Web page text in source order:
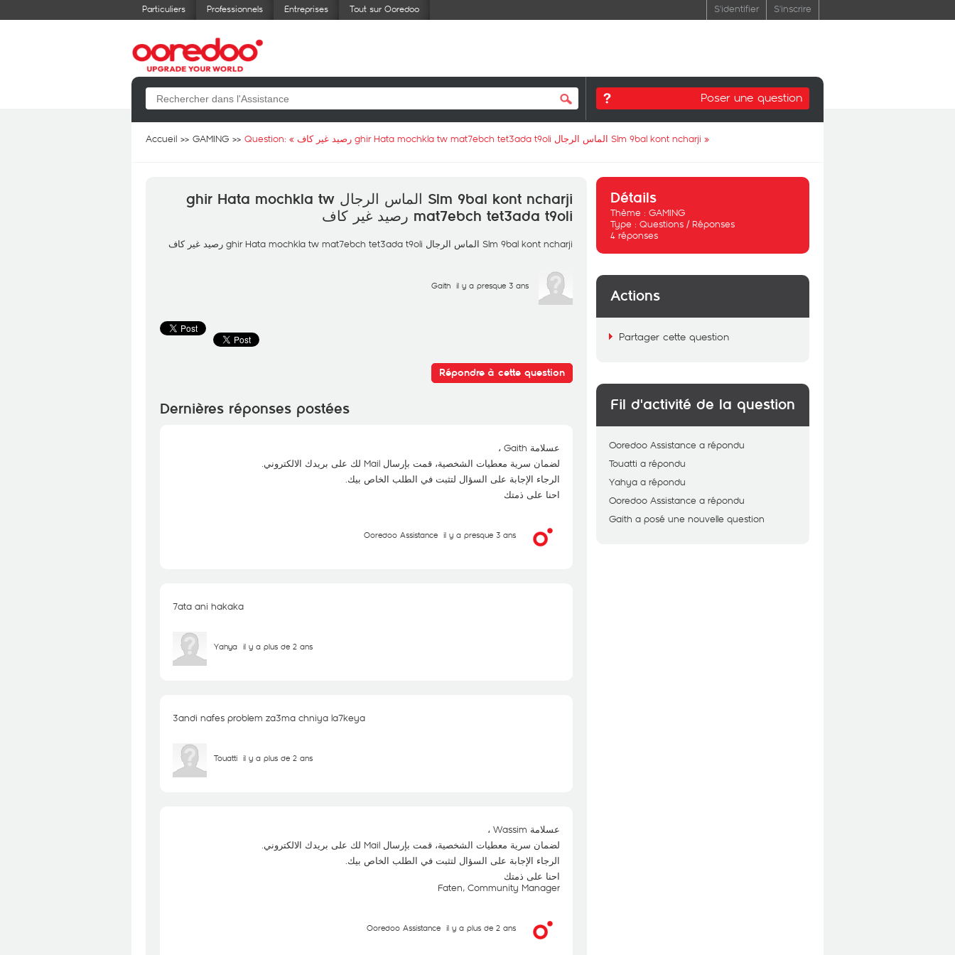
Particuliers Professionnels Entreprises Tout sur Ooredoo S'identifier S'inscrire
Poser une question
Accueil GAMING Question: « Slm 9bal kont ncharji الماس الرجال ghir Hata mochkla tw mat7ebch tet3ada t9oli رصيد غير كاف »
Slm 9bal kont ncharji الماس الرجال ghir Hata mochkla tw
mat7ebch tet3ada t9oli رصيد غير كاف
Slm 9bal kont ncharji الماس الرجال ghir Hata mochkla tw mat7ebch tet3ada t9oli رصيد غير كاف
Gaith il y a presque 3 ans
Répondre à cette question
Dernières réponses postées
عسلامة Gaith ،
لضمان سرية معطيات الشخصية، قمت بإرسال Mail لك على بريدك الالكتروني.
الرجاء الإجابة على السؤال لتثبت في الطلب الخاص بيك.
احنا على ذمتك
Ooredoo Assistance il y a presque 3 ans
7ata ani hakaka
Yahya il y a plus de 2 ans
3andi nafes problem za3ma chniya la7keya
Touatti il y a plus de 2 ans
عسلامة Wassim ،
لضمان سرية معطيات الشخصية، قمت بإرسال Mail لك على بريدك الالكتروني.
الرجاء الإجابة على السؤال لتثبت في الطلب الخاص بيك.
احنا على ذمتك
Faten, Community Manager
Ooredoo Assistance il y a plus de 2 ans
Détails
Thème : GAMING
Type : Questions / Réponses
4 réponses
Actions
Partager cette question
Fil d'activité de la question
Ooredoo Assistance a répondu
Touatti a répondu
Yahya a répondu
Ooredoo Assistance a répondu
Gaith a posé une nouvelle question